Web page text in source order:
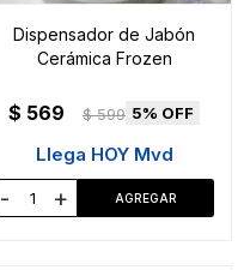
Dispensador de Jabón
Cerámica Frozen
$ 569 $ 599 5
Llega HOY Mvd
- +